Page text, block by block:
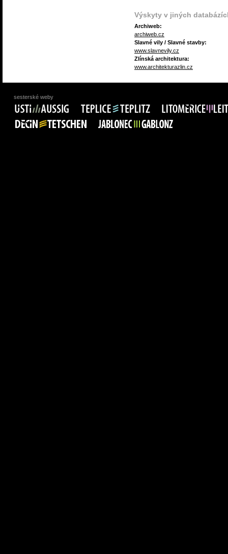
Výskyty v jiných
Archiweb:
archiweb.cz
Slavné vily / Slavné stavby:
www.slavnevily.cz
Zlínská architektura:
www.architekturazlin.cz
sesterské weby